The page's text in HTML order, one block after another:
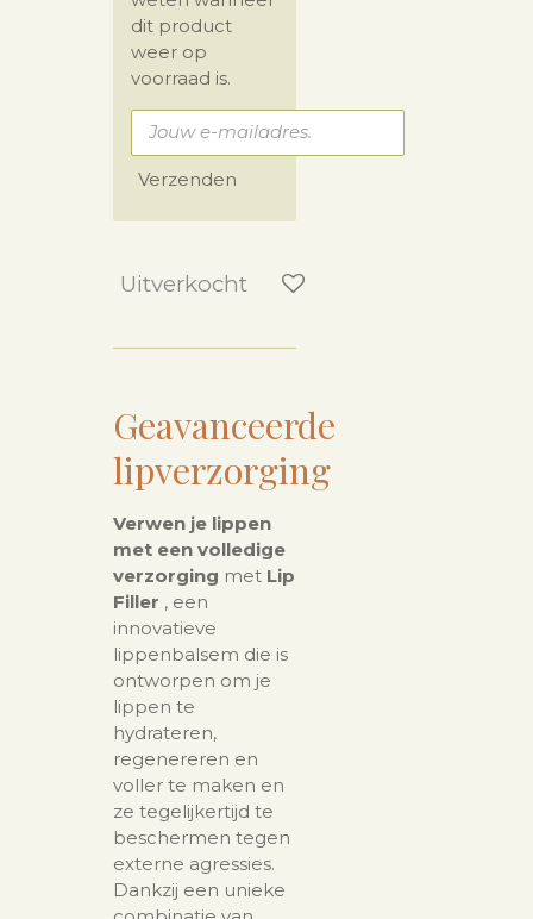
dit product
weer op
voorraad is.
Verzenden
Uitverkocht
Geavanceerde
lipverzorging
Verwen je lippen
met een volledige
verzorging met Lip
Filler , een
innovatieve
lippenbalsem die is
ontworpen om je
lippen te
hydrateren,
regenereren en
voller te maken en
ze tegelijkertijd te
beschermen tegen
externe agressies.
Dankzij een unieke